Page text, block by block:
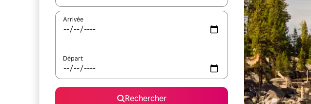
Arrivée
Départ
Rechercher